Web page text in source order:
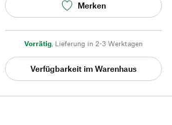
Merken
Vorrätig, Lieferung in 2-3 Werktagen
Verfügbarkeit im Warenhaus